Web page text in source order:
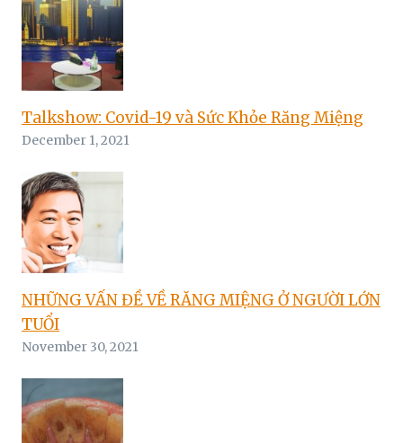
Talkshow: Covid-19 và Sức Khỏe Răng Miệng
December 1, 2021
NHỮNG VẤN ĐỀ VỀ RĂNG MIỆNG Ở NGƯỜI LỚN
TUỔI
November 30, 2021